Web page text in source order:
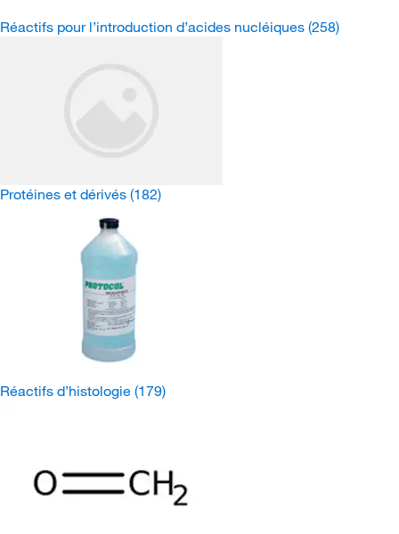
Réactifs pour l’introduction d’acides nucléiques (258)
Protéines et dérivés (182)
Réactifs d’histologie (179)